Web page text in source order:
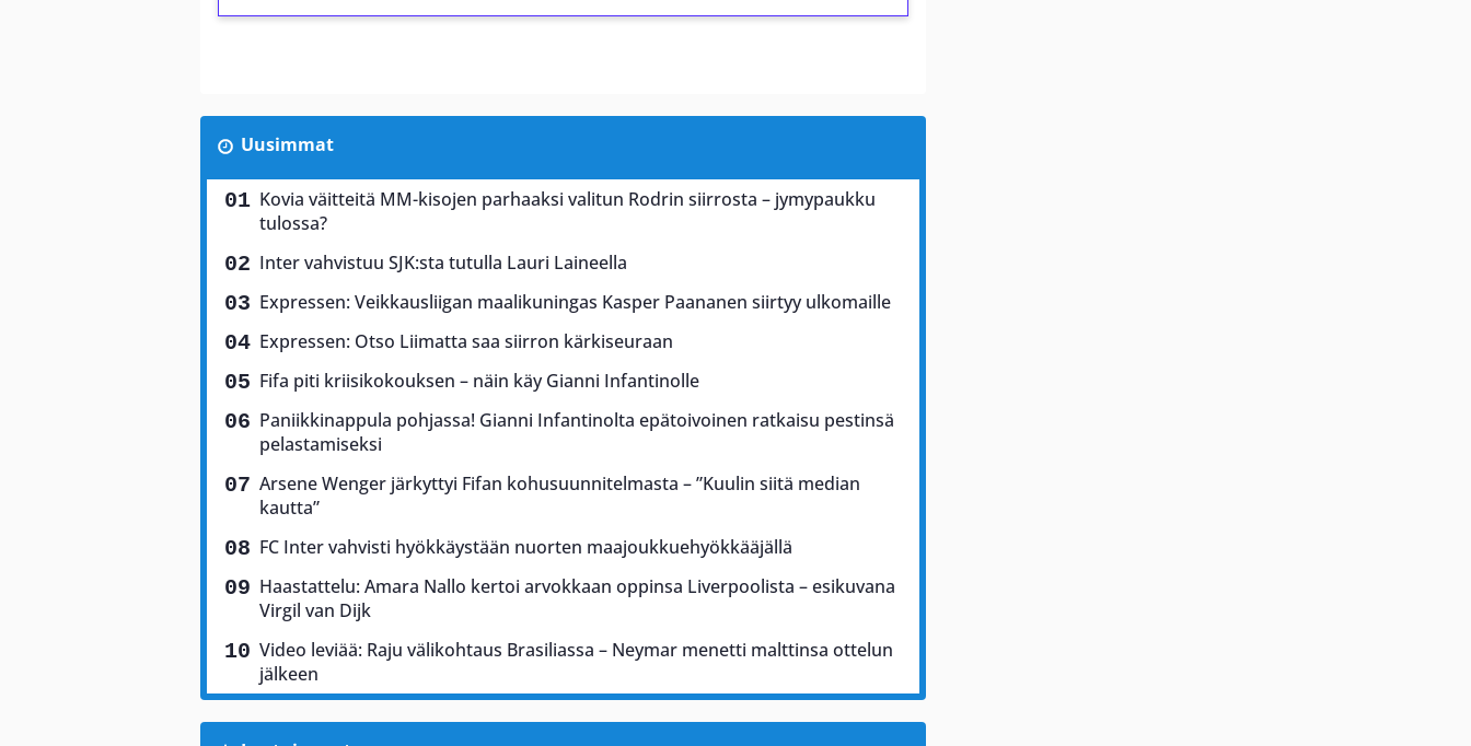
Uusimmat
Kovia väitteitä MM-kisojen parhaaksi valitun Rodrin siirrosta – jymypaukku
tulossa?
Inter vahvistuu SJK:sta tutulla Lauri Laineella
Expressen: Veikkausliigan maalikuningas Kasper Paananen siirtyy ulkomaille
Expressen: Otso Liimatta saa siirron kärkiseuraan
Fifa piti kriisikokouksen – näin käy Gianni Infantinolle
Paniikkinappula pohjassa! Gianni Infantinolta epätoivoinen ratkaisu pestinsä
pelastamiseksi
Arsene Wenger järkyttyi Fifan kohusuunnitelmasta – ”Kuulin siitä median
kautta”
FC Inter vahvisti hyökkäystään nuorten maajoukkuehyökkääjällä
Haastattelu: Amara Nallo kertoi arvokkaan oppinsa Liverpoolista – esikuvana
Virgil van Dijk
Video leviää: Raju välikohtaus Brasiliassa – Neymar menetti malttinsa ottelun
jälkeen